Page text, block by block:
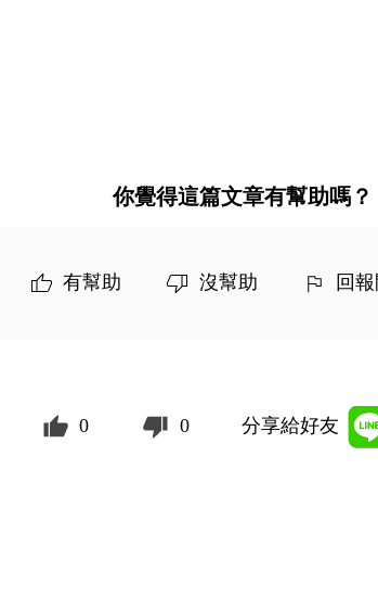
你覺得這篇文章有幫助嗎？
有幫助 沒幫助 回
0 0 分享給好友